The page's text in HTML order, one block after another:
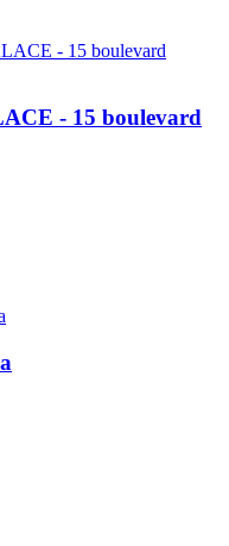
- 15 boulevard